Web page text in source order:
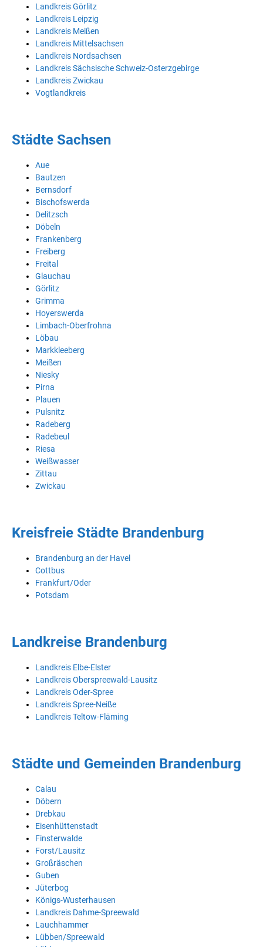
Landkreis Görlitz
Landkreis Leipzig
Landkreis Meißen
Landkreis Mittelsachsen
Landkreis Nordsachsen
Landkreis Sächsische Schweiz-Osterzgebirge
Landkreis Zwickau
Vogtlandkreis
Städte Sachsen
Aue
Bautzen
Bernsdorf
Bischofswerda
Delitzsch
Döbeln
Frankenberg
Freiberg
Freital
Glauchau
Görlitz
Grimma
Hoyerswerda
Limbach-Oberfrohna
Löbau
Markkleeberg
Meißen
Niesky
Pirna
Plauen
Pulsnitz
Radeberg
Radebeul
Riesa
Weißwasser
Zittau
Zwickau
Kreisfreie Städte Brandenburg
Brandenburg an der Havel
Cottbus
Frankfurt/Oder
Potsdam
Landkreise Brandenburg
Landkreis Elbe-Elster
Landkreis Oberspreewald-Lausitz
Landkreis Oder-Spree
Landkreis Spree-Neiße
Landkreis Teltow-Fläming
Städte und Gemeinden Brandenburg
Calau
Döbern
Drebkau
Eisenhüttenstadt
Finsterwalde
Forst/Lausitz
Großräschen
Guben
Jüterbog
Königs-Wusterhausen
Landkreis Dahme-Spreewald
Lauchhammer
Lübben/Spreewald